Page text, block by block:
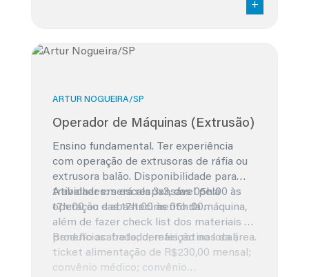
ARTUR NOGUEIRA/SP
Operador de Máquinas (Extrusão)
Ensino fundamental. Ter experiência
com operação de extrusoras de ráfia ou
extrusora balão. Disponibilidade para
trabalhar em escala 3x3, das 05h:00 às
17h:00 ou das 17h:00 às 05h:00.
Atividades: será responsável pela
operação e abastecimento da máquina,
além de fazer check list dos materiais e
produto acabado; demais rotinas da área.
Benefícios: fretado; refeição no local;
ticket alimentação de R$230,00 mensal;
convênio médico; convênio